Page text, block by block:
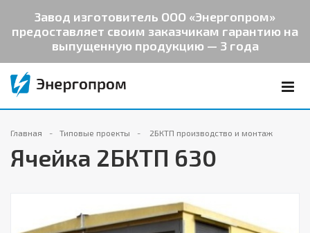
Завод изготовитель ООО «Энергопром»
предоставляет своим заказчикам гарантию на
выпущенную продукцию — 3 года
Главная Типовые проекты 2БКТП производство и монтаж
Ячейка 2БКТП 630